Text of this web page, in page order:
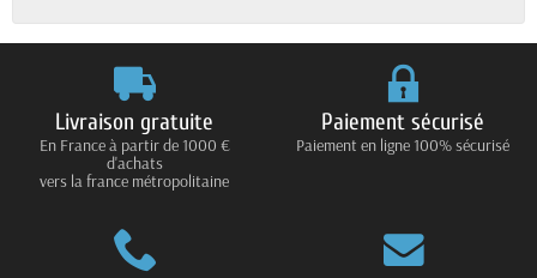
Livraison gratuite
En France à partir de 1000 €
d'achats
vers la france métropolitaine
Paiement sécurisé
Paiement en ligne 100% sécurisé